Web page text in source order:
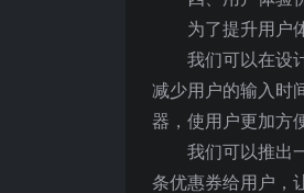
为了提升用户
我们可以在设
减少用户的输入时
器，使用户更加方
我们可以推出
条优惠券给用户，